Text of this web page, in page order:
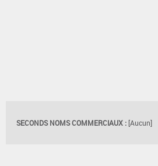
SECONDS NOMS COMMERCIAUX : [Aucun]